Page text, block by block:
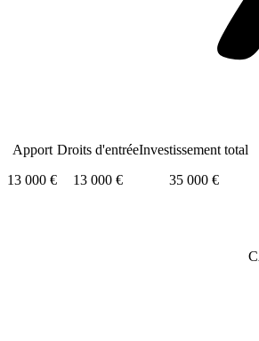
Apport
13 000 €
Droits d'entrée
13 000 €
Investissement total
35 000 €